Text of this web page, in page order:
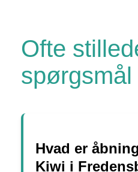
Ofte
spørgsmål
Hvad er
Kiwi i